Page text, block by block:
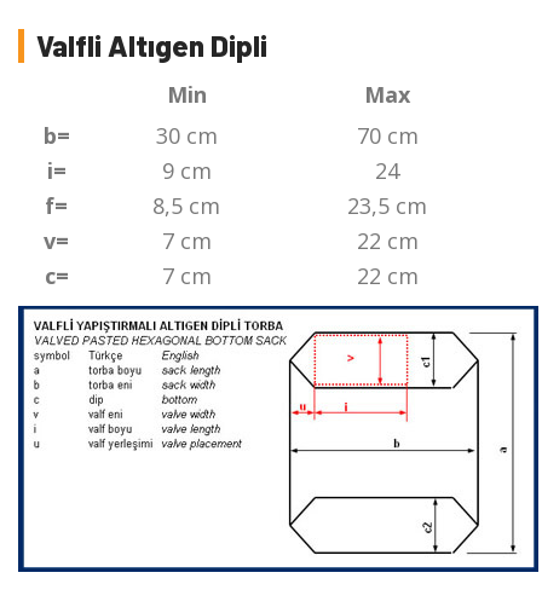
Valfli Altıgen Dipli
Min
Max
b=
30 cm
70 cm
i=
9 cm
24
f=
8,5 cm
23,5 cm
v=
7 cm
22 cm
c=
7 cm 22 cm